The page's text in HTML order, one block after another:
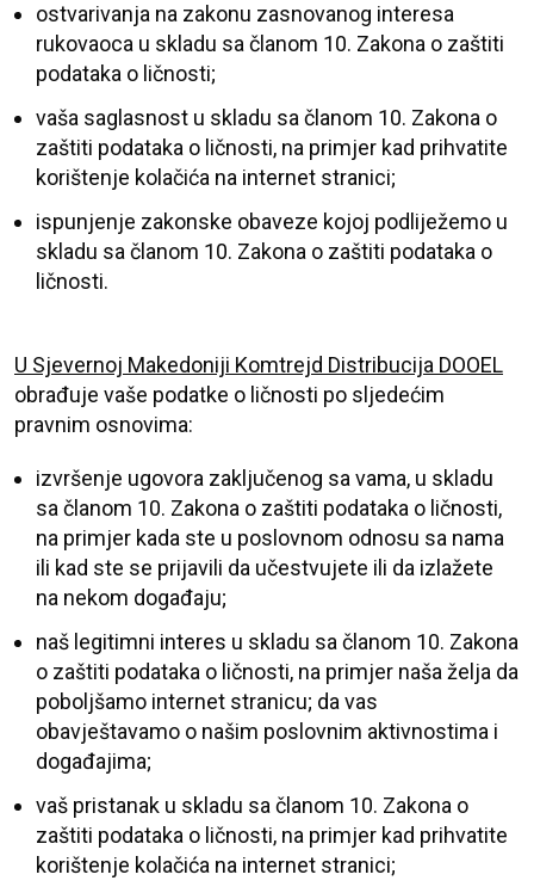
ostvarivanja na zakonu zasnovanog interesa
rukovaoca u skladu sa članom 10. Zakona o zaštiti
podataka o ličnosti;
vaša saglasnost u skladu sa članom 10. Zakona o
zaštiti podataka o ličnosti, na primjer kad prihvatite
korištenje kolačića na internet stranici;
ispunjenje zakonske obaveze kojoj podliježemo u
skladu sa članom 10. Zakona o zaštiti podataka o
ličnosti.
U Sjevernoj Makedoniji Komtrejd Distribucija DOOEL
obrađuje vaše podatke o ličnosti po sljedećim
pravnim osnovima:
izvršenje ugovora zaključenog sa vama, u skladu
sa članom 10. Zakona o zaštiti podataka o ličnosti,
na primjer kada ste u poslovnom odnosu sa nama
ili kad ste se prijavili da učestvujete ili da izlažete
na nekom događaju;
naš legitimni interes u skladu sa članom 10. Zakona
o zaštiti podataka o ličnosti, na primjer naša želja da
poboljšamo internet stranicu; da vas
obavještavamo o našim poslovnim aktivnostima i
događajima;
vaš pristanak u skladu sa članom 10. Zakona o
zaštiti podataka o ličnosti, na primjer kad prihvatite
korištenje kolačića na internet stranici;